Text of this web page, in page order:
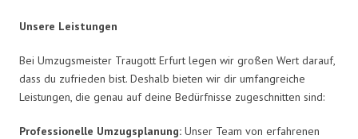
Unsere Leistungen
Bei Umzugsmeister Traugott Erfurt legen wir großen Wert darauf,
dass du zufrieden bist. Deshalb bieten wir dir umfangreiche
Leistungen, die genau auf deine Bedürfnisse zugeschnitten sind:
Professionelle Umzugsplanung: Unser Team von erfahrenen